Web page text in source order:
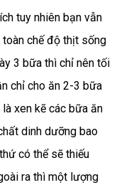
tuy nhiên bạn vẫn
toàn chế độ thịt sống
3 bữa thì chỉ nên tối
chỉ cho ăn 2-3 bữa
xen kẽ các bữa ăn
dinh dưỡng bao
có thể sẽ thiếu
ra thì một lượng